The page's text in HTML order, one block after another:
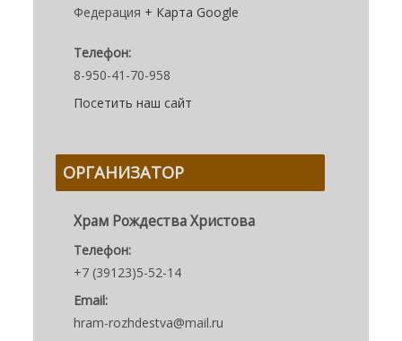
Федерация + Карта Google
Телефон:
8-950-41-70-958
Посетить наш сайт
ОРГАНИЗАТОР
Храм Рождества Христова
Телефон:
+7 (39123)5-52-14
Email:
hram-rozhdestva@mail.ru